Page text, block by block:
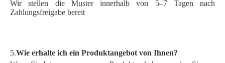
Wir stellen die Muster innerhalb von 5–7 Tagen nach
Zahlungsfreigabe bereit
5.Wie erhalte ich ein Produktangebot von Ihnen?